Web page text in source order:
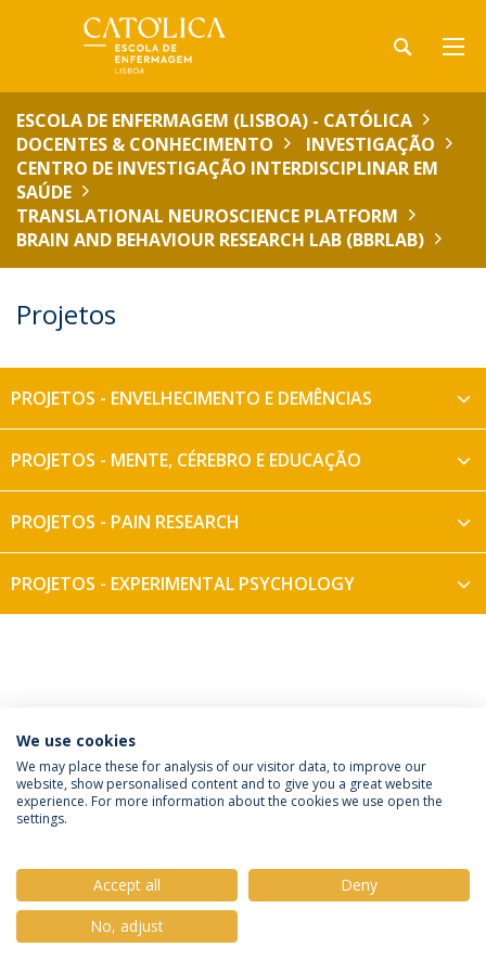
ESCOLA DE ENFERMAGEM (LISBOA) - CATÓLICA
DOCENTES & CONHECIMENTO
INVESTIGAÇÃO
CENTRO DE INVESTIGAÇÃO INTERDISCIPLINAR EM
SAÚDE
TRANSLATIONAL NEUROSCIENCE PLATFORM
BRAIN AND BEHAVIOUR RESEARCH LAB (BBRLAB)
Projetos
PROJETOS - ENVELHECIMENTO E DEMÊNCIAS
PROJETOS - MENTE, CÉREBRO E EDUCAÇÃO
PROJETOS - PAIN RESEARCH
PROJETOS - EXPERIMENTAL PSYCHOLOGY
Política de Privacidade
Termos e Condições
Direitos do Titular dos Dados
© 2026 Universidade Católica Portuguesa
We use cookies
We may place these for analysis of our visitor data, to improve our
website, show personalised content and to give you a great website
experience. For more information about the cookies we use open the
settings.
Accept all
Deny
No, adjust